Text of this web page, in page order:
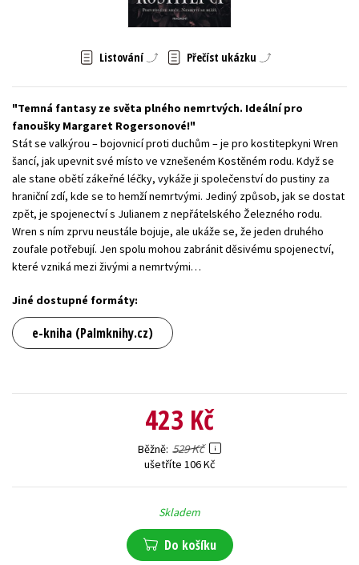
Zahraniční literatura
Všechny tituly
Listování Přečíst ukázku
Temná fantasy ze světa plného nemrtvých. Ideální pro
fanoušky Margaret Rogersonové!
Stát se valkýrou – bojovnicí proti duchům – je pro kostitepkyni Wren
šancí, jak upevnit své místo ve vznešeném Kostěném rodu. Když se
ale stane obětí zákeřné léčky, vykáže ji společenství do pustiny za
hraniční zdí, kde se to hemží nemrtvými. Jediný způsob, jak se dostat
zpět, je spojenectví s Julianem z nepřátelského Železného rodu.
Wren s ním zprvu neustále bojuje, ale ukáže se, že jeden druhého
zoufale potřebují. Jen spolu mohou zabránit děsivému spojenectví,
které vzniká mezi živými a nemrtvými…
Jiné dostupné formáty:
e-kniha (Palmknihy.cz)
423 Kč
Běžně 529 Kč
ušetříte 106 Kč
Skladem
Do košíku